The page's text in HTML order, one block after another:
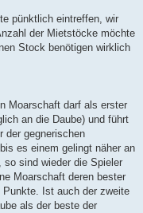
pünktlich eintreffen, wir
der Mietstöcke möchte
Stock benötigen wirklich
Moarschaft darf als erster
an die Daube) und führt
der gegnerischen
es einem gelingt näher an
sind wieder die Spieler
Moarschaft deren bester
Ist auch der zweite
als der beste der